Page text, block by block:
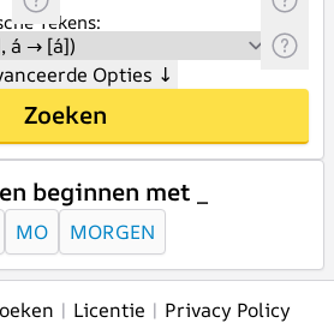
Tekens:
Opties ↓
Zoeken
beginnen met _
MO MORGEN
| Licentie | Privacy Policy